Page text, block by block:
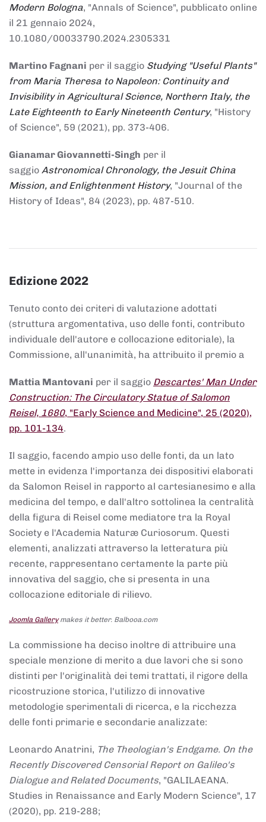
Modern Bologna, "Annals of Science", pubblicato online
il 21 gennaio 2024,
10.1080/00033790.2024.2305331
Martino Fagnani per il saggio Studying "Useful Plants"
from Maria Theresa to Napoleon: Continuity and
Invisibility in Agricultural Science, Northern Italy, the
Late Eighteenth to Early Nineteenth Century, "History
of Science", 59 (2021), pp. 373-406.
Gianamar Giovannetti-Singh per il
saggio Astronomical Chronology, the Jesuit China
Mission, and Enlightenment History, "Journal of the
History of Ideas", 84 (2023), pp. 487-510.
Edizione 2022
Tenuto conto dei criteri di valutazione adottati
(struttura argomentativa, uso delle fonti, contributo
individuale dell'autore e collocazione editoriale), la
Commissione, all'unanimità, ha attribuito il premio a
Mattia Mantovani per il saggio Descartes' Man Under
Construction: The Circulatory Statue of Salomon
Reisel, 1680, "Early Science and Medicine", 25 (2020),
pp. 101-134.
Il saggio, facendo ampio uso delle fonti, da un lato
mette in evidenza l'importanza dei dispositivi elaborati
da Salomon Reisel in rapporto al cartesianesimo e alla
medicina del tempo, e dall'altro sottolinea la centralità
della figura di Reisel come mediatore tra la Royal
Society e l'Academia Naturæ Curiosorum. Questi
elementi, analizzati attraverso la letteratura più
recente, rappresentano certamente la parte più
innovativa del saggio, che si presenta in una
collocazione editoriale di rilievo.
Joomla Gallerymakes it better. Balbooa.com
La commissione ha deciso inoltre di attribuire una
speciale menzione di merito a due lavori che si sono
distinti per l'originalità dei temi trattati, il rigore della
ricostruzione storica, l'utilizzo di innovative
metodologie sperimentali di ricerca, e la ricchezza
delle fonti primarie e secondarie analizzate:
Leonardo Anatrini, The Theologian's Endgame. On the
Recently Discovered Censorial Report on Galileo's
Dialogue and Related Documents, "GALILAEANA.
Studies in Renaissance and Early Modern Science", 17
(2020), pp. 219-288;